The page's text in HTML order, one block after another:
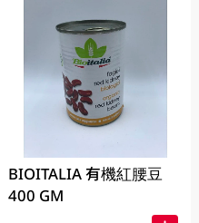
BIOITALIA 有機紅腰豆
400 GM